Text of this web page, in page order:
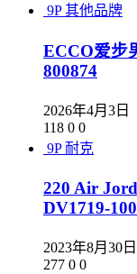
9P 其他品牌
ECCO爱步
800874
2026年4月3日
118 0 0
9P 耐克
220 Air
DV1719-100
2023年8月30日
277 0 0